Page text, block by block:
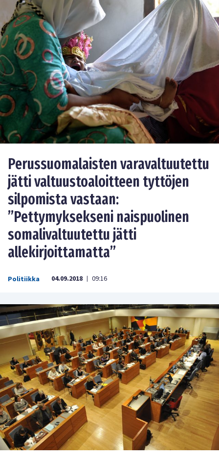
Perussuomalaisten varavaltuutettu
jätti valtuustoaloitteen tyttöjen
silpomista vastaan:
”Pettymyksekseni naispuolinen
somalivaltuutettu jätti
allekirjoittamatta”
Politiikka 04.09.2018 | 09:16